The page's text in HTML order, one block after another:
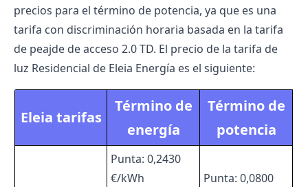
precios para el término de potencia, ya que es una
tarifa con discriminación horaria basada en la tarifa
de peajde de acceso 2.0 TD. El precio de la tarifa de
luz Residencial de Eleia Energía es el siguiente:
Eleia tarifas
Término de
energía
Término de
potencia
Punta: 0,2430
€/kWh
Punta: 0,0800